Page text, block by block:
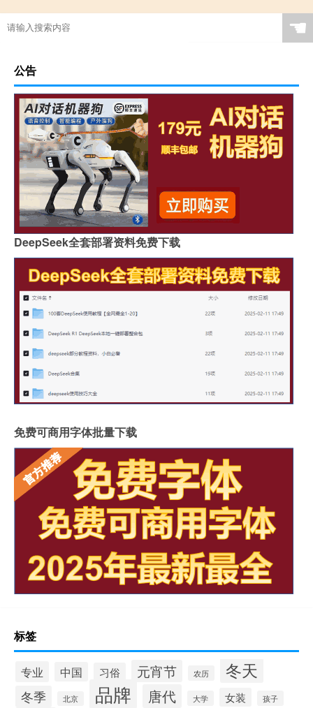
☚
公告
DeepSeek全套部署资料免费下载
免费可商用字体批量下载
标签
专业 中国 习俗 元宵节 农历 冬天
冬季 北京 品牌 唐代 大学 女装 孩子